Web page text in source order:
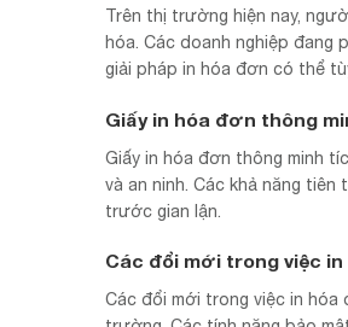
Trên thị trường hiện nay,
hóa. Các doanh nghiệp
giải pháp in hóa đơn có thể
Giấy in hóa đơn thông
Giấy in hóa đơn thông minh
và an ninh. Các khả năng
trước gian lận.
Các đổi mới trong việc
Các đổi mới trong việc in